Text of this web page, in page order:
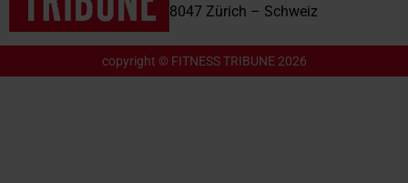
8047 Zürich – Schweiz
copyright © FITNESS TRIBUNE 2026